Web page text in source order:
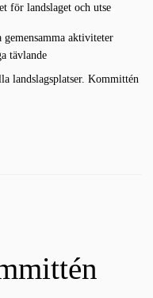
för landslaget och utse
aktiviteter
tävlande
landslagsplatser. Kommittén